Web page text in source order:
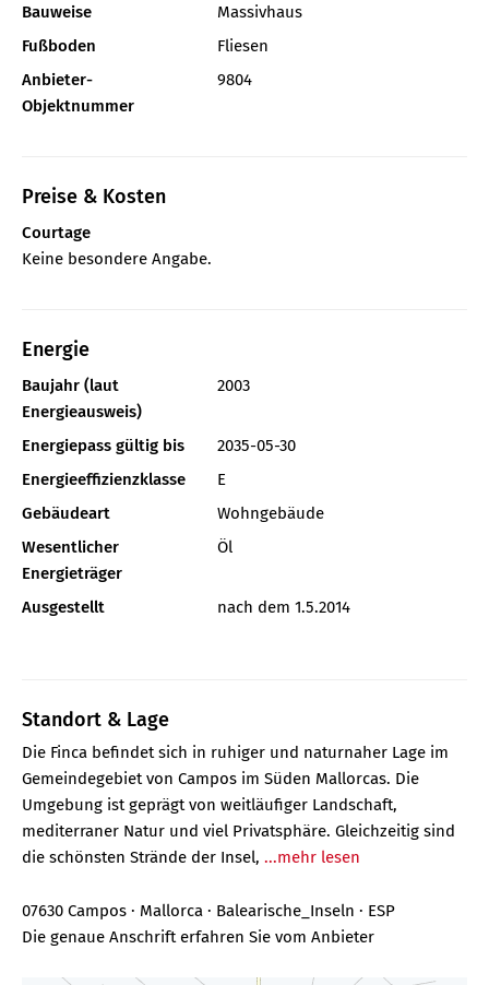
Bauweise
Massivhaus
Fußboden
Fliesen
Anbieter-
Objektnummer
9804
Preise & Kosten
Courtage
Keine besondere Angabe.
Energie
Baujahr (laut
Energieausweis)
2003
Energiepass gültig bis
2035-05-30
Energieeffizienzklasse
E
Gebäudeart
Wohngebäude
Wesentlicher
Energieträger
Öl
Ausgestellt nach dem 1.5.2014
Standort & Lage
Die Finca befindet sich in ruhiger und naturnaher Lage im
Gemeindegebiet von Campos im Süden Mallorcas. Die
Umgebung ist geprägt von weitläufiger Landschaft,
mediterraner Natur und viel Privatsphäre. Gleichzeitig sind
die schönsten Strände der Insel, ...mehr lesen
07630 Campos · Mallorca · Balearische_Inseln · ESP
Die genaue Anschrift erfahren Sie vom Anbieter